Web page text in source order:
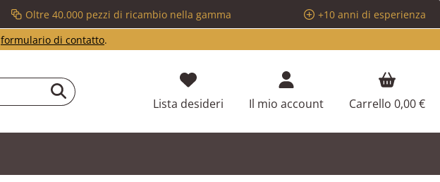
Oltre 40.000 pezzi di ricambio nella gamma
+10 anni di esperienza
formulario di contatto.
Lista desideri Hai 0 articoli nella lista dei desideri
Il mio account Carrello 0,00 €